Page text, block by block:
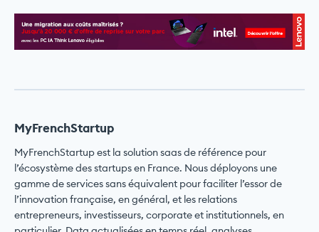
MyFrenchStartup
MyFrenchStartup est la solution saas de référence pour
l’écosystème des startups en France. Nous déployons une
gamme de services sans équivalent pour faciliter l’essor de
l’innovation française, en général, et les relations
entrepreneurs, investisseurs, corporate et institutionnels, en